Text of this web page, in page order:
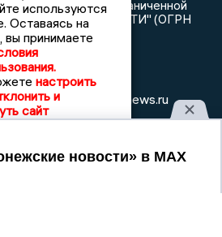
Общество с ограниченной
НОВОСТИ" (ОГРН
А.А.
262 77 92
info@voronezhnews.ru
серия Эл № ФС 77 - 75880 от 13
из реестра
массовой информации
по надзору в сфере связи,
и массовых коммуникаций
используются
Оставаясь на
вы принимаете
настроить
и
сайт